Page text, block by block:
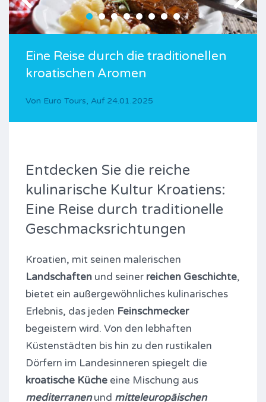
Eine Reise durch die traditionellen
kroatischen Aromen
Von Euro Tours, Auf 24.01.2025
Entdecken Sie die reiche
kulinarische Kultur Kroatiens:
Eine Reise durch traditionelle
Geschmacksrichtungen
Kroatien, mit seinen malerischen
Landschaften und seiner reichen Geschichte,
bietet ein außergewöhnliches kulinarisches
Erlebnis, das jeden Feinschmecker
begeistern wird. Von den lebhaften
Küstenstädten bis hin zu den rustikalen
Dörfern im Landesinneren spiegelt die
kroatische Küche eine Mischung aus
mediterranen und mitteleuropäischen